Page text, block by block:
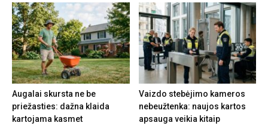
Augalai skursta ne be
priežasties: dažna klaida
kartojama kasmet
Vaizdo stebėjimo kameros
nebeužtenka: naujos kartos
apsauga veikia kitaip